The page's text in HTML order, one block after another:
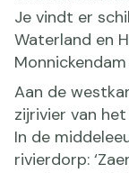
Je vindt er
Waterland en
Aan de
zijrivier van
In de
rivierdorp: